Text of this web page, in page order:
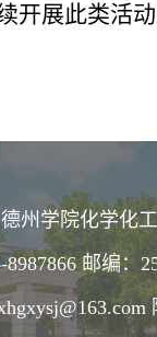
开展此类活
州学院化学化
8987866 邮编：